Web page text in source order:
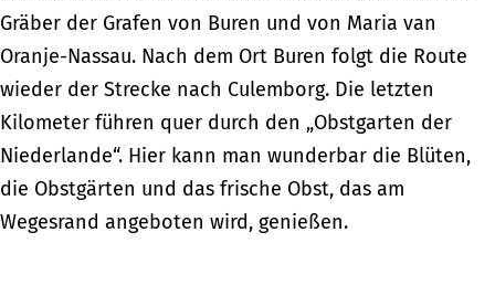
Gräber der Grafen von Buren und von Maria van
Oranje-Nassau. Nach dem Ort Buren folgt die Route
wieder der Strecke nach Culemborg. Die letzten
Kilometer führen quer durch den „Obstgarten der
Niederlande“. Hier kann man wunderbar die Blüten,
die Obstgärten und das frische Obst, das am
Wegesrand angeboten wird, genießen.